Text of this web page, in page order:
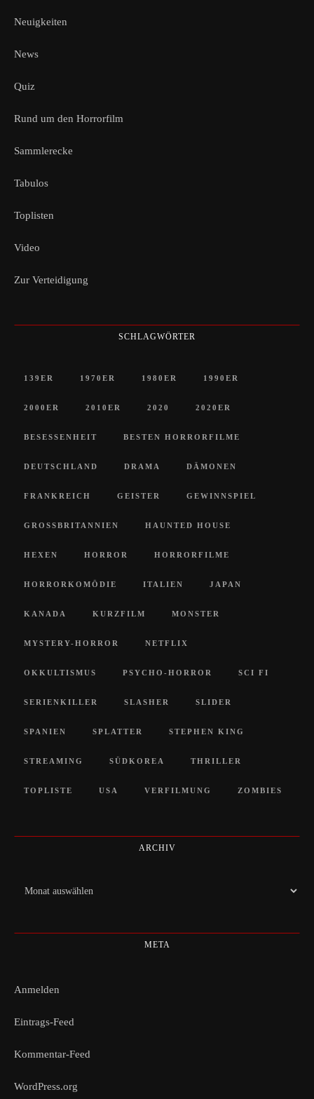
Neuigkeiten
News
Quiz
Rund um den Horrorfilm
Sammlerecke
Tabulos
Toplisten
Video
Zur Verteidigung
SCHLAGWÖRTER
139ER 1970ER 1980ER 1990ER
2000ER 2010ER 2020 2020ER
BESESSENHEIT BESTEN HORRORFILME
DEUTSCHLAND DRAMA DÄMONEN
FRANKREICH GEISTER GEWINNSPIEL
GROSSBRITANNIEN HAUNTED HOUSE
HEXEN HORROR HORRORFILME
HORRORKOMÖDIE ITALIEN JAPAN
KANADA KURZFILM MONSTER
MYSTERY-HORROR NETFLIX
OKKULTISMUS PSYCHO-HORROR SCI FI
SERIENKILLER SLASHER SLIDER
SPANIEN SPLATTER STEPHEN KING
STREAMING SÜDKOREA THRILLER
TOPLISTE USA VERFILMUNG ZOMBIES
ARCHIV
Archiv
META
Anmelden
Eintrags-Feed
Kommentar-Feed
WordPress.org